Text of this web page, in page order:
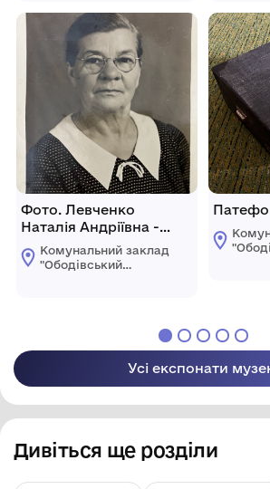
сільської ради
Фото. Левченко
Наталія Андріївна -
піонервожата
Бесарабської
Комунальний заклад
"Ободівський
Усі експонати
Дивіться ще розділи